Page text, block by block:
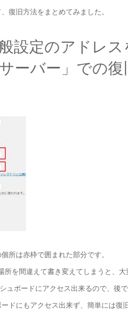
復旧方法をまとめてみました。
設定のアドレス
ーバー」での復
所は赤枠で囲まれた部分です。
所を間違えて書き変えてしまうと、大
ュボードにアクセス出来るので、後
ドにもアクセス出来ず、簡単には復